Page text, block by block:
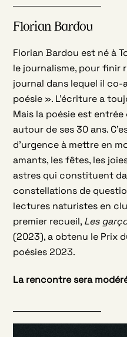
Florian Bardou
Florian Bardou est né à
le journalisme, pour finir
journal dans lequel il
poésie ». L’écriture a
Mais la poésie est
autour de ses 30 ans.
d’urgence à mettre en
amants, les fêtes, les
astres qui constituent
constellations de
lectures naturistes en
premier recueil, Les
(2023), a obtenu le Prix
poésies 2023.
La rencontre sera